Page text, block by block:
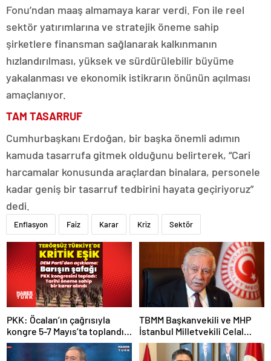
Fonu’ndan maaş almamaya karar verdi. Fon ile reel
sektör yatırımlarına ve stratejik öneme sahip
şirketlere finansman sağlanarak kalkınmanın
hızlandırılması, yüksek ve sürdürülebilir büyüme
yakalanması ve ekonomik istikrarın önünün açılması
amaçlanıyor.
TAM TASARRUF
Cumhurbaşkanı Erdoğan, bir başka önemli adımın
kamuda tasarrufa gitmek olduğunu belirterek, “Cari
harcamalar konusunda araçlardan binalara, personele
kadar geniş bir tasarruf tedbirini hayata geçiriyoruz”
dedi.
Enflasyon Faiz Karar Kriz Sektör
PKK: Öcalan’ın çağrısıyla
kongre 5-7 Mayıs’ta toplandı!
Tarihi bir karar alındı!
TBMM Başkanvekili ve MHP
İstanbul Milletvekili Celal
Adan: Kan ve kin devri
kapanmıştır